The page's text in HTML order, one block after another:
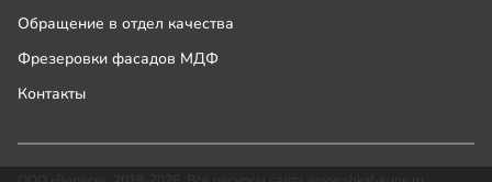
Обращение в отдел качества
Фрезеровки фасадов МДФ
Контакты